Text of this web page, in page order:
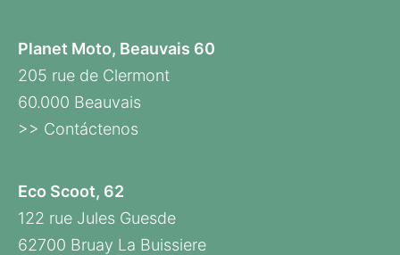
Planet Moto, Beauvais 60
205 rue de Clermont
60.000 Beauvais
>> Contáctenos
Eco Scoot, 62
122 rue Jules Guesde
62700 Bruay La Buissiere